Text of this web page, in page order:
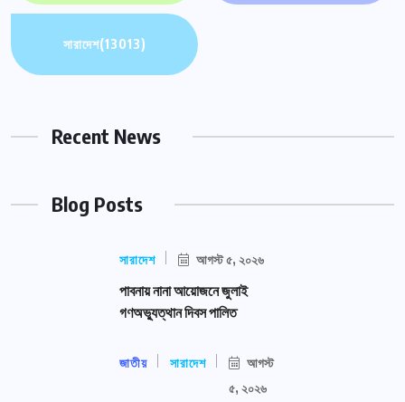
সারাদেশ(13013)
Recent News
Blog Posts
সারাদেশ আগস্ট ৫, ২০২৬
পাবনায় নানা আয়োজনে জুলাই
গণঅভ্যুত্থান দিবস পালিত
জাতীয় সারাদেশ
আগস্ট
৫, ২০২৬